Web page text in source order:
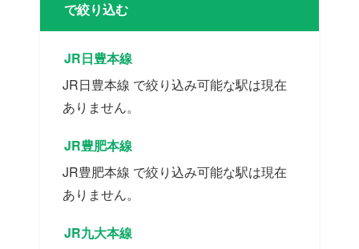
で絞り込む
JR日豊本線
JR日豊本線 で絞り込み可能な駅は現在
ありません。
JR豊肥本線
JR豊肥本線 で絞り込み可能な駅は現在
ありません。
JR九大本線